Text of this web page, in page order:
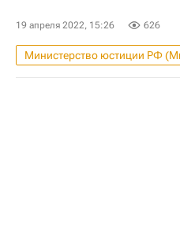
19 апреля 2022, 15:26 626
Министерство юстиции РФ